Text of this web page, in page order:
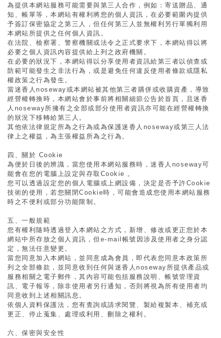
為提供本網站服務可能需要與第三人合作，例如：寄送贈品、通
知、帳單等，本網站有權利將您的個人資訊，在必要範圍內提供
予簽訂保密協定之第三人，但任何第三人並無權利另行單獨利用
本網站所提供之任何個人資訊。
在法院、檢察署、警察機關或法令之正式要求下，本網站得以將
必要之個人資訊內容提供給上列之政府機關。
在必要的狀況下，本網站得以分享使用者資訊給第三者以偵查或
防範可能發生之非法行為，或是避免任何違反使用者條款或隱私
權政策之行為發生。
當迷香人noseway或本網站被其他第三者購併或收購資產，導致
經營權轉換時，本網站會於事前將相關細節公告於首頁，且 迷香
人noseway所擁有之全部或部分使用者資訊亦可能在經營權轉換
的狀況下移轉給第三人。
其他依法律規定所為之行為或為保護迷香人noseway或第三人法
律上之權益，為主張權益所為之行為。
四、關於 Cookie
為便於日後的辨識，當您使用本網站服務時， 迷香人noseway可
能會在您的電腦上設定與存取Cookie 。
您可以透過設定您的個人電腦或上網設備，決定是否予許Cookie
技術的使用，若您關閉Cookie時，可能會造成您使用本網站服務
時之不便利或部分功能限制。
五、一般規範
您有權利隨時透過登入本網站之方式，新增、修改或更正您於本
網站中所存放之個人資訊，但e-mail帳號因涉及使用者之身分認
定，無法任意變更。
當您同意加入本網站，並同意成為會員，即代表您同意本政策所
列之全部條款，並同意收到任何與迷香人noseway 所提供產品或
服務相關之電子郵件，其內容可能包括服務說明、帳號管理資
訊、電子報等，除非使用者另行通知，否則將視為所有使用者均
同意收到上述相關訊息。
依個人資料保護法，您有查詢或請求閱覽、製給複製本、補充或
更正、停止蒐集、處理或利用、刪除之權利。
六、保密與安全性